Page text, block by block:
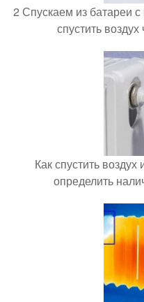
2 Спускаем из батареи
спустить
Как спустить
определить